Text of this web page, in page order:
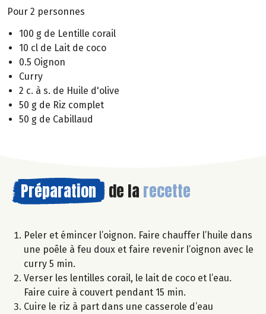
Pour 2 personnes
100 g de Lentille corail
10 cl de Lait de coco
0.5 Oignon
Curry
2 c. à s. de Huile d'olive
50 g de Riz complet
50 g de Cabillaud
Préparation de la recette
Peler et émincer l’oignon. Faire chauffer l’huile dans
une poêle à feu doux et faire revenir l’oignon avec le
curry 5 min.
Verser les lentilles corail, le lait de coco et l’eau.
Faire cuire à couvert pendant 15 min.
Cuire le riz à part dans une casserole d’eau